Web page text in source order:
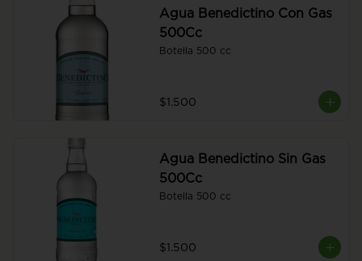
Agua Benedictino Con Gas
500Cc
Botella 500 cc
$1.500
Agua Benedictino Sin Gas
500Cc
Botella 500 cc
$1.500